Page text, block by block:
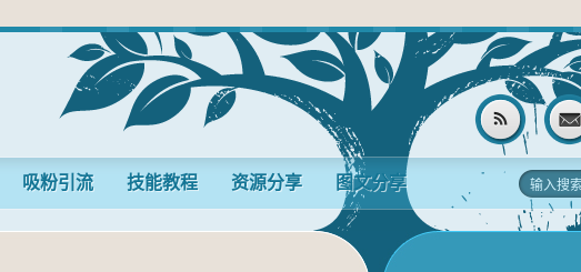
吸粉引流 技能教程 资源分享 图文分享